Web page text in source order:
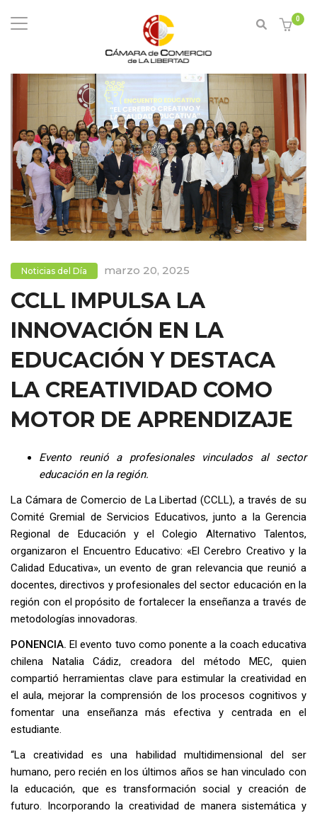
0
Noticias del Día marzo 20, 2025
CCLL IMPULSA LA
INNOVACIÓN EN LA
EDUCACIÓN Y DESTACA
LA CREATIVIDAD COMO
MOTOR DE APRENDIZAJE
Evento reunió a profesionales vinculados al sector
educación en la región.
La Cámara de Comercio de La Libertad (CCLL), a través de su
Comité Gremial de Servicios Educativos, junto a la Gerencia
Regional de Educación y el Colegio Alternativo Talentos,
organizaron el Encuentro Educativo: «El Cerebro Creativo y la
Calidad Educativa», un evento de gran relevancia que reunió a
docentes, directivos y profesionales del sector educación en la
región con el propósito de fortalecer la enseñanza a través de
metodologías innovadoras.
PONENCIA. El evento tuvo como ponente a la coach educativa
chilena Natalia Cádiz, creadora del método MEC, quien
compartió herramientas clave para estimular la creatividad en
el aula, mejorar la comprensión de los procesos cognitivos y
fomentar una enseñanza más efectiva y centrada en el
estudiante.
“La creatividad es una habilidad multidimensional del ser
humano, pero recién en los últimos años se han vinculado con
la educación, que es transformación social y creación de
futuro. Incorporando la creatividad de manera sistemática y